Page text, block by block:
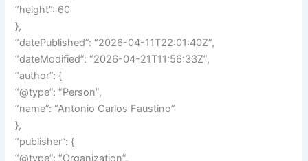
“height”: 60
},
“datePublished”: “2026-04-11T22:01:40Z”,
“dateModified”: “2026-04-21T11:56:33Z”,
“author”: {
“@type”: “Person”,
“name”: “Antonio Carlos Faustino”
},
“publisher”: {
“@type”: “Organization”,